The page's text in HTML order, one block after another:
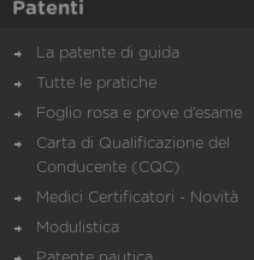
Patenti
La patente di guida
Tutte le pratiche
Foglio rosa e prove d’esame
Carta di Qualificazione del
Conducente (CQC)
Medici Certificatori - Novità
Modulistica